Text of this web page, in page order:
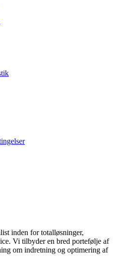
inden for totalløsninger,
Vi tilbyder en bred portefølje af
om indretning og optimering af